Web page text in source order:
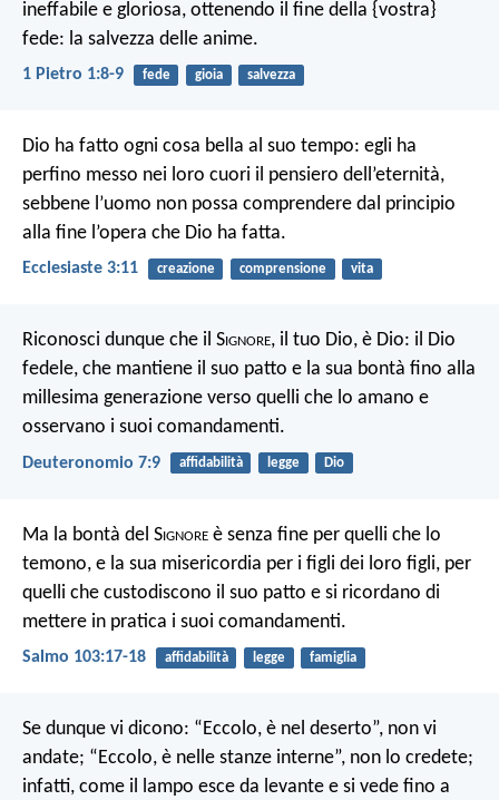
ineffabile e gloriosa, ottenendo il fine della {vostra}
fede: la salvezza delle anime.
1 Pietro 1:8-9 fede gioia salvezza
Dio ha fatto ogni cosa bella al suo tempo: egli ha
perfino messo nei loro cuori il pensiero dell’eternità,
sebbene l’uomo non possa comprendere dal principio
alla fine l’opera che Dio ha fatta.
Ecclesiaste 3:11 creazione comprensione vita
Riconosci dunque che il Signore, il tuo Dio, è Dio: il Dio
fedele, che mantiene il suo patto e la sua bontà fino alla
millesima generazione verso quelli che lo amano e
osservano i suoi comandamenti.
Deuteronomio 7:9 affidabilità legge Dio
Ma la bontà del Signore è senza fine per quelli che lo
temono, e la sua misericordia per i figli dei loro figli, per
quelli che custodiscono il suo patto e si ricordano di
mettere in pratica i suoi comandamenti.
Salmo 103:17-18 affidabilità legge famiglia
Se dunque vi dicono: “Eccolo, è nel deserto”, non vi
andate; “Eccolo, è nelle stanze interne”, non lo credete;
infatti, come il lampo esce da levante e si vede fino a